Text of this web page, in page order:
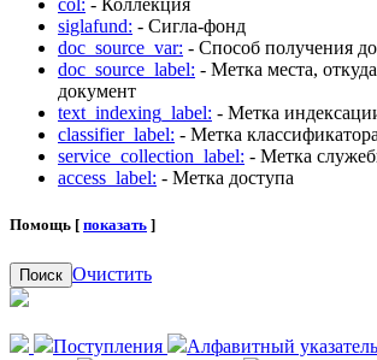
col: - Коллекция
siglafund: - Сигла-фонд
doc_source_var: - Способ получения
doc_source_label: - Метка места,
документ
text_indexing_label: - Метка
classifier_label: - Метка классификатора
service_collection_label: - Метка
access_label: - Метка доступа
Помощь [ показать ]
Поиск Очистить
Поступления Алфавитный указатель